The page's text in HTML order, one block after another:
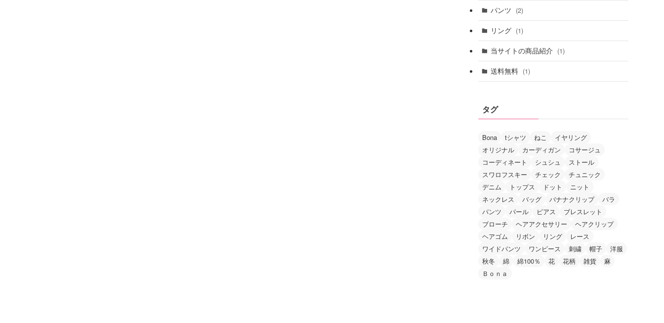
パンツ (2)
リング (1)
当サイトの商品紹介 (1)
送料無料 (1)
タグ
Bona tシャツ ねこ
イヤリング
オリジナル
カーディガン
コサージュ
コーディネート
シュシュ
ストール
スワロフスキー
チェック
チュニック
デニム
トップス ドット
ニット
ネックレス
バッグ バナナクリップ
バラ
パンツ
パール ピアス
ブレスレット
ブローチ
ヘアアクセサリー
ヘアクリップ
ヘアゴム
リボン リング
レース
ワイドパンツ
ワンピース 刺繍 帽子
洋服
秋冬
綿 綿100％ 花 花柄 雑貨
麻
Ｂｏｎａ